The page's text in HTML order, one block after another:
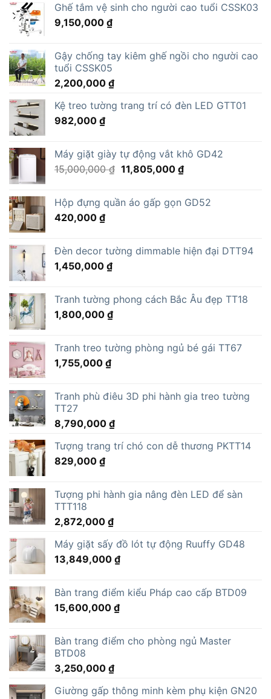
Ghế tắm vệ sinh cho người cao tuổi CSSK03
9,150,000 ₫
Gậy chống tay kiêm ghế ngồi cho người cao
tuổi CSSK05
2,200,000 ₫
Kệ treo tường trang trí có đèn LED GTT01
982,000 ₫
Máy giặt giày tự động vắt khô GD42
15,000,000₫ Giá
15,000,000 ₫.
11,805,000 ₫Giá
là:
Hộp đựng quần áo gấp gọn GD52
420,000 ₫
Đèn decor tường dimmable hiện đại DTT94
1,450,000 ₫
Tranh tường phong cách Bắc Âu đẹp TT18
1,800,000 ₫
Tranh treo tường phòng ngủ bé gái TT67
1,755,000 ₫
Tranh phù điêu 3D phi hành gia treo tường
TT27
8,790,000 ₫
Tượng trang trí chó con dễ thương PKTT14
829,000 ₫
Tượng phi hành gia nâng đèn LED để sàn
TTT118
2,872,000 ₫
Máy giặt sấy đồ lót tự động Ruuffy GD48
13,849,000 ₫
Bàn trang điểm kiểu Pháp cao cấp BTD09
15,600,000 ₫
Bàn trang điểm cho phòng ngủ Master
BTD08
3,250,000 ₫
Giường gấp thông minh kèm phụ kiện GN20